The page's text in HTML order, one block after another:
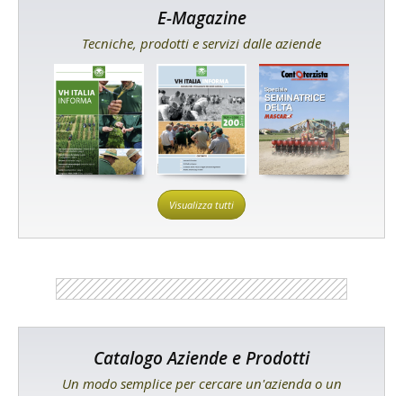
E-Magazine
Tecniche, prodotti e servizi dalle aziende
Visualizza tutti
Catalogo Aziende e Prodotti
Un modo semplice per cercare un'azienda o un